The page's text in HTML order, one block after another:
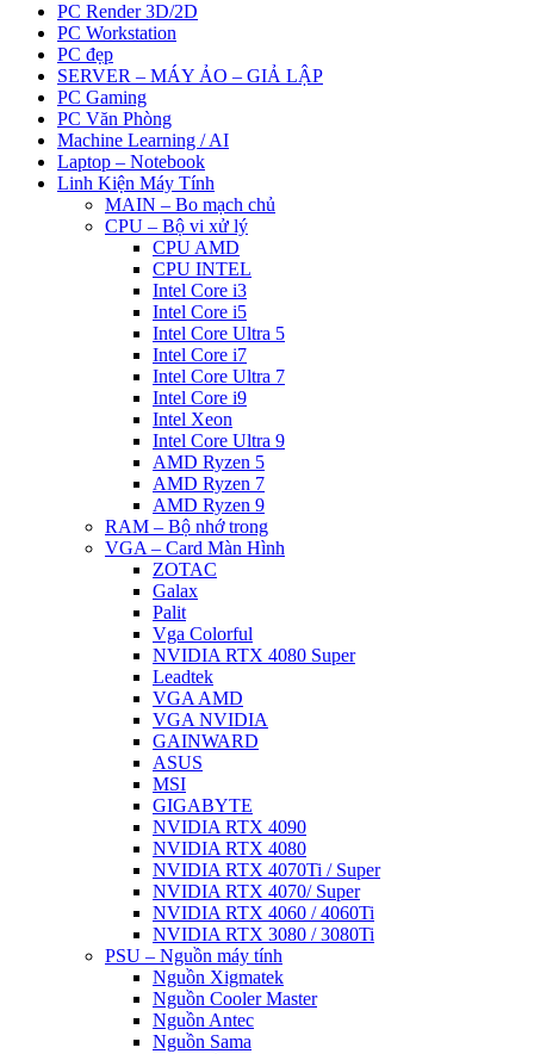
PC Render 3D/2D
PC Workstation
PC đẹp
SERVER – MÁY ẢO – GIẢ LẬP
PC Gaming
PC Văn Phòng
Machine Learning / AI
Laptop – Notebook
Linh Kiện Máy Tính
MAIN – Bo mạch chủ
CPU – Bộ vi xử lý
CPU AMD
CPU INTEL
Intel Core i3
Intel Core i5
Intel Core Ultra 5
Intel Core i7
Intel Core Ultra 7
Intel Core i9
Intel Xeon
Intel Core Ultra 9
AMD Ryzen 5
AMD Ryzen 7
AMD Ryzen 9
RAM – Bộ nhớ trong
VGA – Card Màn Hình
ZOTAC
Galax
Palit
Vga Colorful
NVIDIA RTX 4080 Super
Leadtek
VGA AMD
VGA NVIDIA
GAINWARD
ASUS
MSI
GIGABYTE
NVIDIA RTX 4090
NVIDIA RTX 4080
NVIDIA RTX 4070Ti / Super
NVIDIA RTX 4070/ Super
NVIDIA RTX 4060 / 4060Ti
NVIDIA RTX 3080 / 3080Ti
PSU – Nguồn máy tính
Nguồn Xigmatek
Nguồn Cooler Master
Nguồn Antec
Nguồn Sama